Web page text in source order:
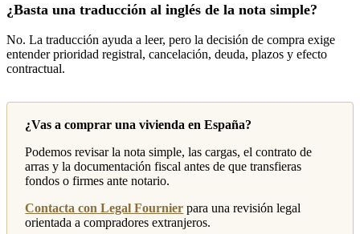
¿Basta una traducción al inglés de la nota simple?
No. La traducción ayuda a leer, pero la decisión de compra exige
entender prioridad registral, cancelación, deuda, plazos y efecto
contractual.
¿Vas a comprar una vivienda en España?
Podemos revisar la nota simple, las cargas, el contrato de
arras y la documentación fiscal antes de que transfieras
fondos o firmes ante notario.
Contacta con Legal Fournier para una revisión legal
orientada a compradores extranjeros.